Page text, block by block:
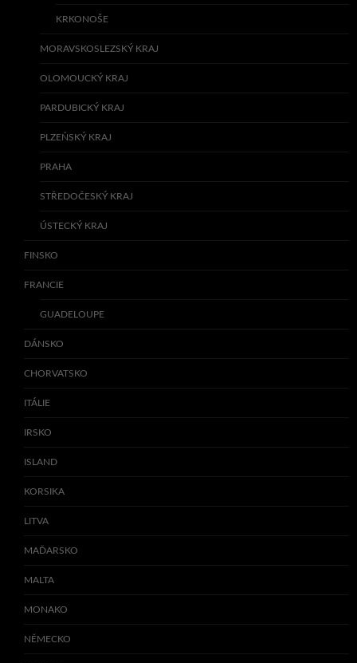
KRKONOŠE
MORAVSKOSLEZSKÝ KRAJ
OLOMOUCKÝ KRAJ
PARDUBICKÝ KRAJ
PLZEŇSKÝ KRAJ
PRAHA
STŘEDOČESKÝ KRAJ
ÚSTECKÝ KRAJ
FINSKO
FRANCIE
GUADELOUPE
DÁNSKO
CHORVATSKO
ITÁLIE
IRSKO
ISLAND
KORSIKA
LITVA
MAĎARSKO
MALTA
MONAKO
NĚMECKO